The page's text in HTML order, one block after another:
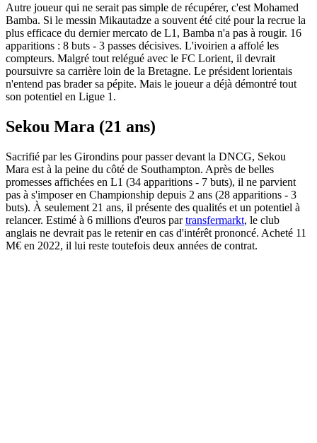
Autre joueur qui ne serait pas simple de récupérer, c'est Mohamed
Bamba. Si le messin Mikautadze a souvent été cité pour la recrue la
plus efficace du dernier mercato de L1, Bamba n'a pas à rougir. 16
apparitions : 8 buts - 3 passes décisives. L'ivoirien a affolé les
compteurs. Malgré tout relégué avec le FC Lorient, il devrait
poursuivre sa carrière loin de la Bretagne. Le président lorientais
n'entend pas brader sa pépite. Mais le joueur a déjà démontré tout
son potentiel en Ligue 1.
Sekou Mara (21 ans)
Sacrifié par les Girondins pour passer devant la DNCG, Sekou
Mara est à la peine du côté de Southampton. Après de belles
promesses affichées en L1 (34 apparitions - 7 buts), il ne parvient
pas à s'imposer en Championship depuis 2 ans (28 apparitions - 3
buts). À seulement 21 ans, il présente des qualités et un potentiel à
relancer. Estimé à 6 millions d'euros partransfermarkt, le club
anglais ne devrait pas le retenir en cas d'intérêt prononcé. Acheté 11
M€ en 2022, il lui reste toutefois deux années de contrat.